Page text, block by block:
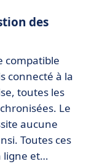
des
compatible
connecté à la
toutes les
Le
aucune
Toutes ces
ligne et